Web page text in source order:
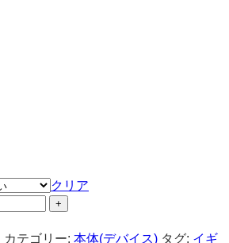
クリア
カテゴリー: 本体(デバイス) タグ: イギ